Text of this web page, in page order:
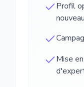
Profil
Mise